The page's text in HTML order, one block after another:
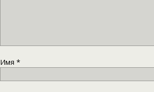
Имя *